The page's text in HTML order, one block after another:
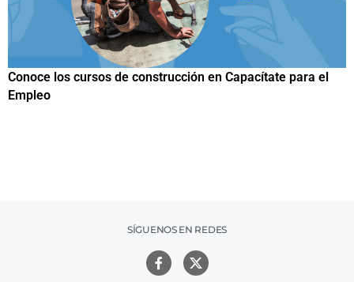
Papuchis y el Sueño Michoacano como alternativa
productiva
SÍGUENOS EN REDES